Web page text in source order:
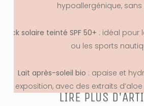
hypoallergénique,
Stick solaire teinté SPF 50+ : idéal pour
ou les sports
Lait après-soleil bio : apaise et
exposition, avec des extraits
LIRE PLUS